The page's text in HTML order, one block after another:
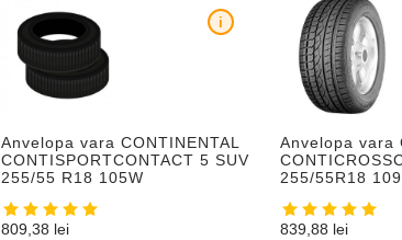
Anvelopa vara CONTINENTAL
CONTISPORTCONTACT 5 SUV
255/55 R18 105W
i
809,38 lei
Anvelopa vara
255/55R18
839,88 lei